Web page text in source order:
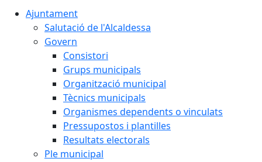
Ajuntament
Salutació de l'Alcaldessa
Govern
Consistori
Grups municipals
Organització municipal
Tècnics municipals
Organismes dependents o vinculats
Pressupostos i plantilles
Resultats electorals
Ple municipal